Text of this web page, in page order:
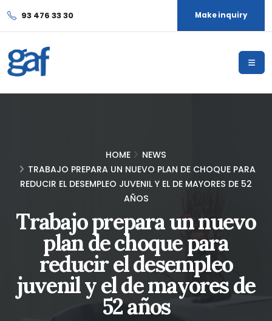
93 476 33 30 Make inquiry
HOME
NEWS
TRABAJO PREPARA UN NUEVO PLAN DE CHOQUE PARA
REDUCIR EL DESEMPLEO JUVENIL Y EL DE MAYORES DE 52
AÑOS
Trabajo prepara un nuevo
plan de choque para
reducir el desempleo
juvenil y el de mayores de
52 años